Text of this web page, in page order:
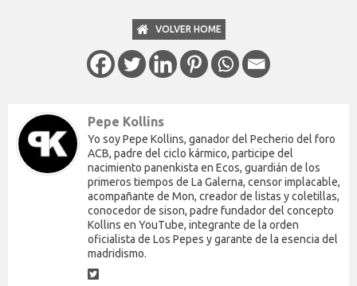
VOLVER HOME
Pepe Kollins
Yo soy Pepe Kollins, ganador del Pecherio del foro
ACB, padre del ciclo kármico, participe del
nacimiento panenkista en Ecos, guardián de los
primeros tiempos de La Galerna, censor implacable,
acompañante de Mon, creador de listas y coletillas,
conocedor de sison, padre fundador del concepto
Kollins en YouTube, integrante de la orden
oficialista de Los Pepes y garante de la esencia del
madridismo.